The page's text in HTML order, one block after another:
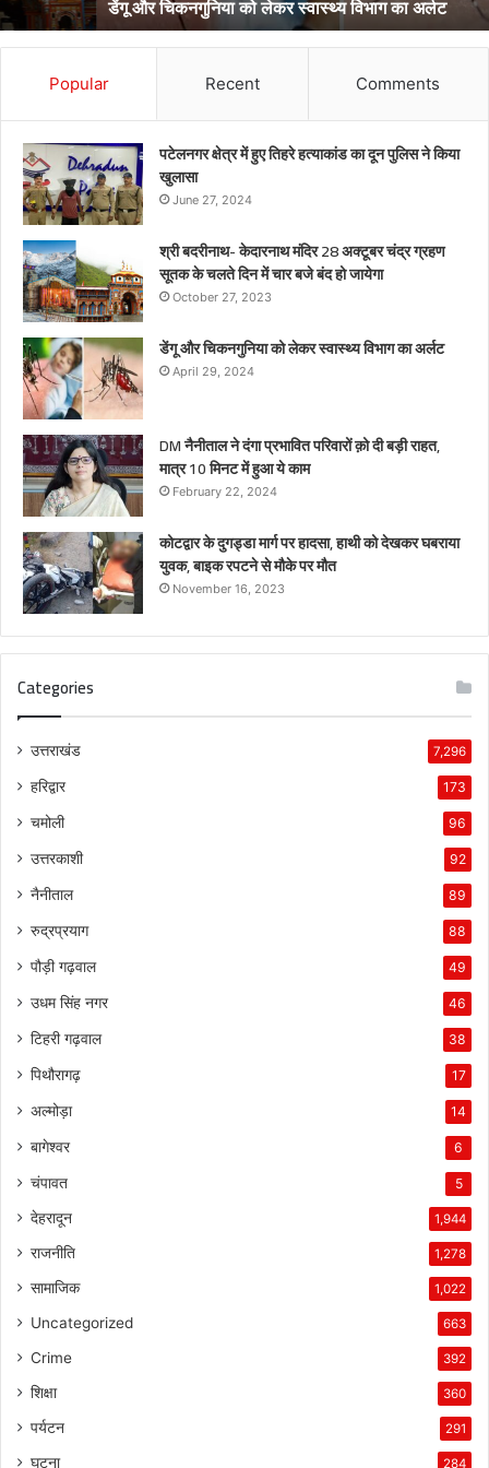
डेंगू और चिकनगुनिया को लेकर स्वास्थ्य विभाग का अर्लट
Popular Recent Comments
पटेलनगर क्षेत्र में हुए तिहरे हत्याकांड का दून पुलिस ने किया
खुलासा
June 27, 2024
श्री बदरीनाथ- केदारनाथ मंदिर 28 अक्टूबर चंद्र ग्रहण
सूतक के चलते दिन में चार बजे बंद हो जायेगा
October 27, 2023
डेंगू और चिकनगुनिया को लेकर स्वास्थ्य विभाग का अर्लट
April 29, 2024
DM नैनीताल ने दंगा प्रभावित परिवारों क़ो दी बड़ी राहत,
मात्र 10 मिनट में हुआ ये काम
February 22, 2024
कोटद्वार के दुगड्डा मार्ग पर हादसा, हाथी को देखकर घबराया
युवक, बाइक रपटने से मौके पर मौत
November 16, 2023
Categories
उत्तराखंड 7,296
हरिद्वार 173
चमोली 96
उत्तरकाशी 92
नैनीताल 89
रुद्रप्रयाग 88
पौड़ी गढ़वाल 49
उधम सिंह नगर 46
टिहरी गढ़वाल 38
पिथौरागढ़ 17
अल्मोड़ा 14
बागेश्वर 6
चंपावत 5
देहरादून 1,944
राजनीति 1,278
सामाजिक 1,022
Uncategorized 663
Crime 392
शिक्षा 360
पर्यटन 291
घटना 284